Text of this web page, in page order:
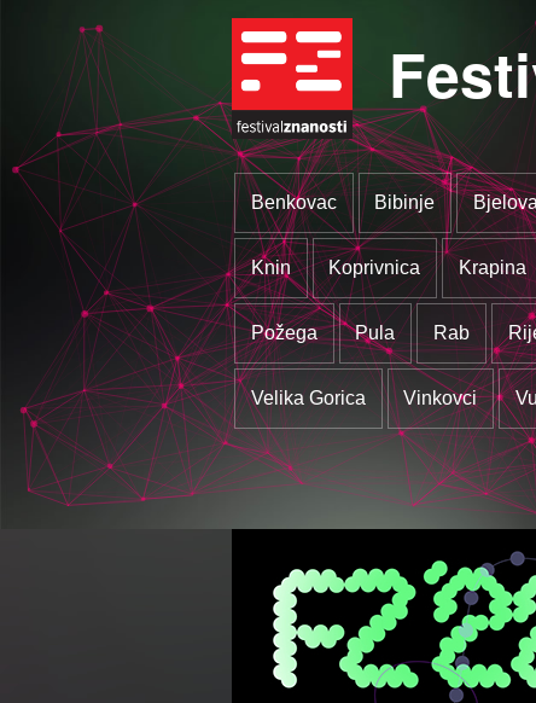
Benkovac Bibinje
Knin Koprivnica Krapina
Požega Pula Rab
Velika Gorica Vinkovci